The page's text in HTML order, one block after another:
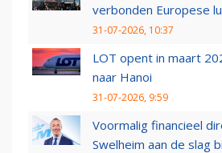
verbonden Europese
31-07-2026, 10:37
LOT opent in maart
naar Hanoi
31-07-2026, 9:59
Voormalig financieel
Swelheim aan de slag